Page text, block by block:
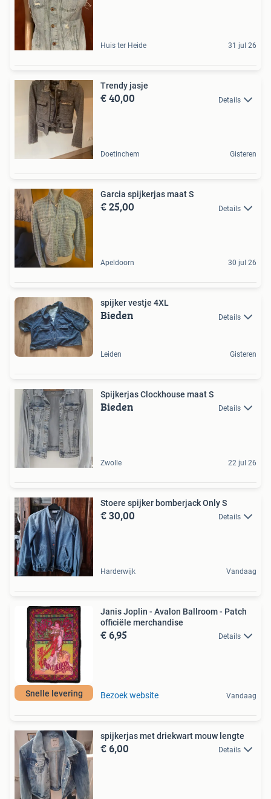
Huis ter Heide 31 jul 26
Trendy jasje
€ 40,00 Details
Doetinchem Gisteren
Garcia spijkerjas maat S
€ 25,00 Details
Apeldoorn 30 jul 26
spijker vestje 4XL
Bieden Details
Leiden Gisteren
Spijkerjas Clockhouse maat S
Bieden Details
Zwolle 22 jul 26
Stoere spijker bomberjack Only S
€ 30,00 Details
Harderwijk Vandaag
Snelle levering
Janis Joplin - Avalon Ballroom - Patch
officiële merchandise
€ 6,95 Details
Bezoek website Vandaag
spijkerjas met driekwart mouw lengte
€ 6,00 Details